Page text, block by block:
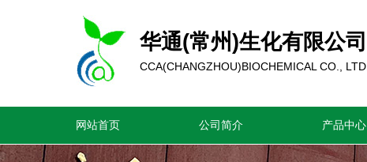
华通(常州)生化有限公司
CCA(CHANGZHOU)BIOCHEMICAL CO., LTD.
网站首页 公司简介 产品中心